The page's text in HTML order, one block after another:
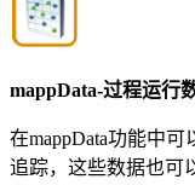
mappData-过程运行
在mappData功能中
追踪，这些数据也可